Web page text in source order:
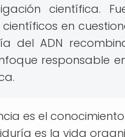
científica.
en
del ADN
responsable
es el
es la vida